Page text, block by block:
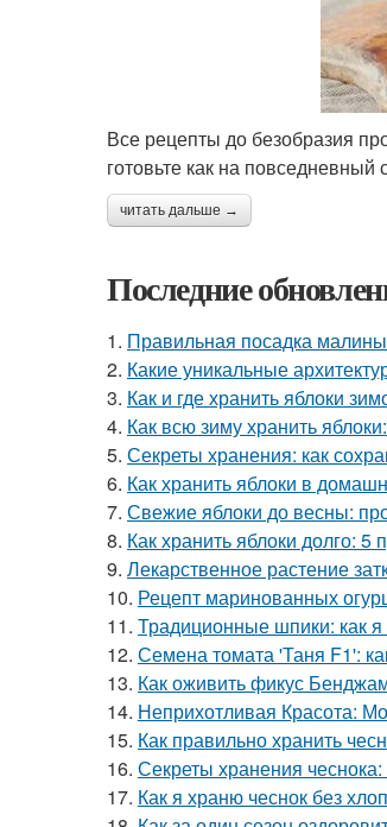
Все рецепты до безобразия
готовьте как на повседневный
читать дальше →
Последние
1. Правильная посадка
2. Какие уникальные
3. Как и где хранить яблоки
4. Как всю зиму хранить
5. Секреты хранения: как
6. Как хранить яблоки в
7. Свежие яблоки до весны:
8. Как хранить яблоки долго:
9. Лекарственное растение
10. Рецепт маринованных
11. Традиционные шпики: как
12. Семена томата 'Таня F1':
13. Как оживить фикус
14. Неприхотливая Красота:
15. Как правильно хранить
16. Секреты хранения
17. Как я храню чеснок без